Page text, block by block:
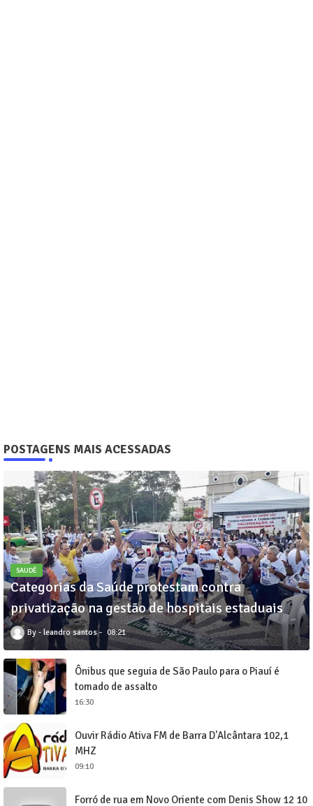
POSTAGENS MAIS ACESSADAS
SAUDÊ
Categorias da Saúde protestam contra
privatização na gestão de hospitais estaduais
leandro santos 08:21
Ônibus que seguia de São Paulo para o Piauí é
tomado de assalto
16:30
Ouvir Rádio Ativa FM de Barra D'Alcântara 102,1
MHZ
09:10
Forró de rua em Novo Oriente com Denis Show 12 10